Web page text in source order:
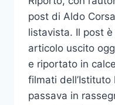
post di Aldo
listavista. Il post
articolo uscito
e riportato in
filmati
passava in